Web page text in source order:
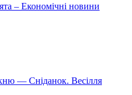
– Економічні новини
— Сніданок. Весілля